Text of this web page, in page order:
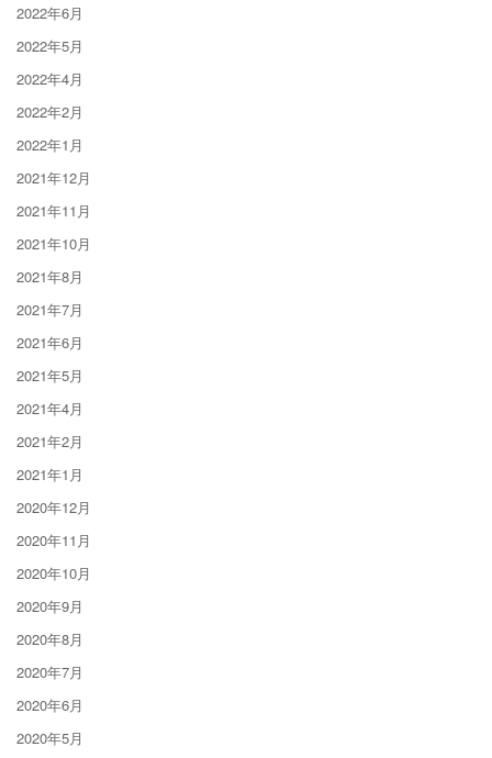
2022年6月
2022年5月
2022年4月
2022年2月
2022年1月
2021年12月
2021年11月
2021年10月
2021年8月
2021年7月
2021年6月
2021年5月
2021年4月
2021年2月
2021年1月
2020年12月
2020年11月
2020年10月
2020年9月
2020年8月
2020年7月
2020年6月
2020年5月